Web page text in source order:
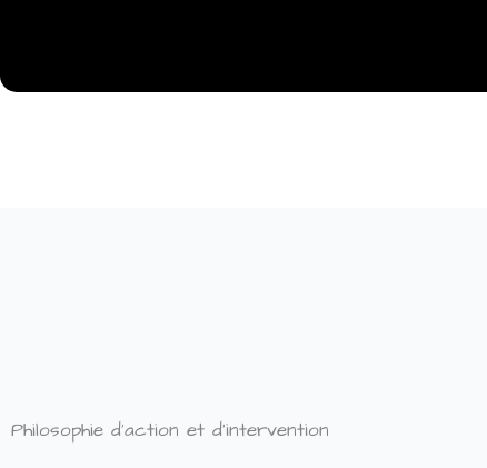
Philosophie d’action et d’intervention